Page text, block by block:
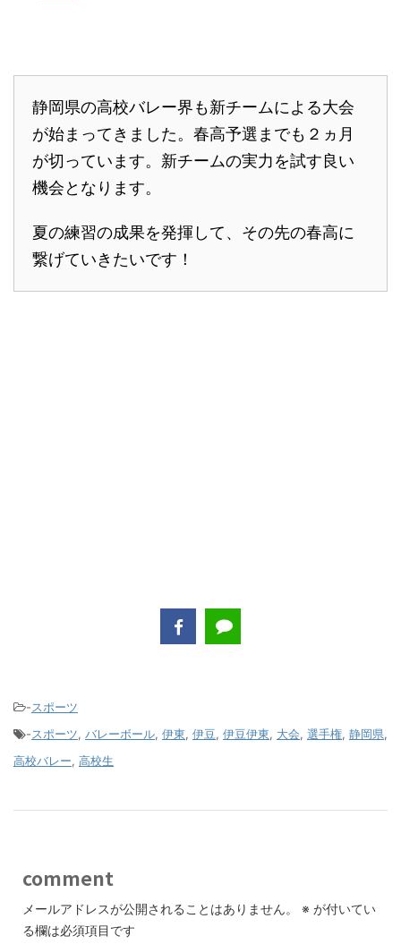
静岡県の高校バレー界も新チームによる大会
が始まってきました。春高予選までも２ヵ月
が切っています。新チームの実力を試す良い
機会となります。
夏の練習の成果を発揮して、その先の春高に
繋げていきたいです！
-スポーツ
-スポーツ, バレーボール, 伊東, 伊豆, 伊豆伊東, 大会, 選手権, 静岡県,
高校バレー, 高校生
comment
メールアドレスが公開されることはありません。 ※ が付いてい
る欄は必須項目です